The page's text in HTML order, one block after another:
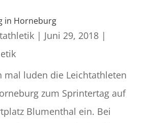
in Horneburg
| Juni 29, 2018|
mal luden die Leichtathleten
zum Sprintertag auf
Blumenthal ein. Bei